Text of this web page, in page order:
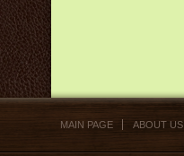
MAIN PAGE ABOUT US